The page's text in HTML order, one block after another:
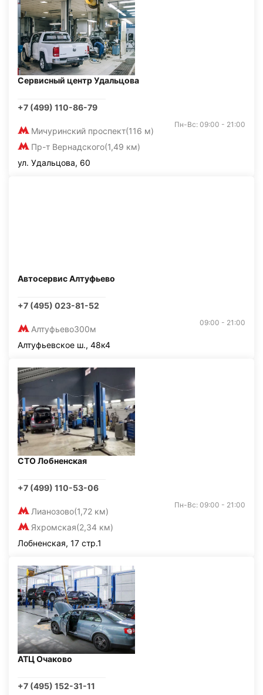
Сервисный центр Удальцова
+7 (499) 110-86-79
Мичуринский проспект(116 м)
Пр-т Вернадского(1,49 км)
Пн-Вс: 09:00 - 21:00
ул. Удальцова, 60
Автосервис Алтуфьево
+7 (495) 023-81-52
Алтуфьево300м
09:00 - 21:00
Алтуфьевское ш., 48к4
СТО Лобненская
+7 (499) 110-53-06
Лианозово(1,72 км)
Яхромская(2,34 км)
Пн-Вс: 09:00 - 21:00
Лобненская, 17 стр.1
АТЦ Очаково
+7 (495) 152-31-11